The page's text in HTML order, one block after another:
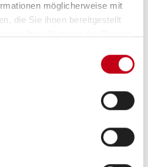
möglicherweise mit
die Sie ihnen bereitgestellt